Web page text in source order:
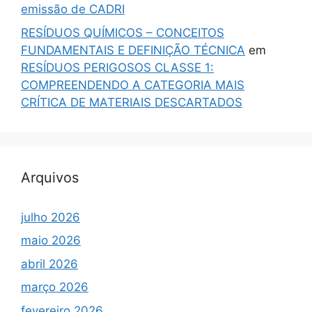
emissão de CADRI
RESÍDUOS QUÍMICOS – CONCEITOS
FUNDAMENTAIS E DEFINIÇÃO TÉCNICA em
RESÍDUOS PERIGOSOS CLASSE 1:
COMPREENDENDO A CATEGORIA MAIS
CRÍTICA DE MATERIAIS DESCARTADOS
Arquivos
julho 2026
maio 2026
abril 2026
março 2026